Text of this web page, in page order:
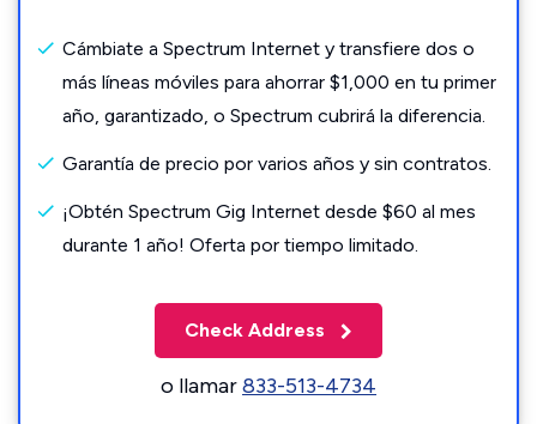
Cámbiate a Spectrum Internet y transfiere dos o
más líneas móviles para ahorrar $1,000 en tu primer
año, garantizado, o Spectrum cubrirá la diferencia.
Garantía de precio por varios años y sin contratos.
¡Obtén Spectrum Gig Internet desde $60 al mes
durante 1 año! Oferta por tiempo limitado.
Check Address
o llamar833-513-4734